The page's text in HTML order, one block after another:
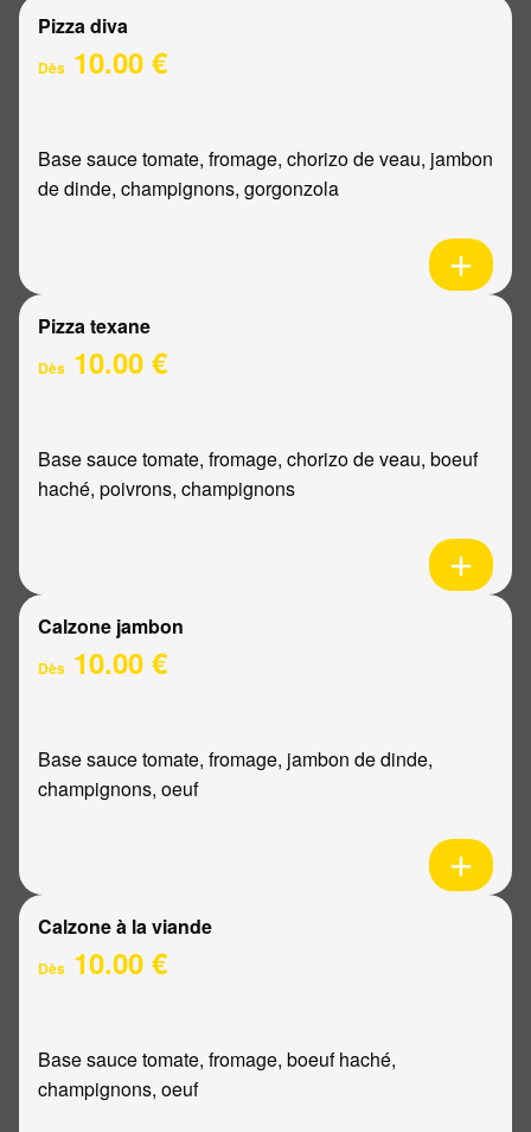
Pizza diva
Dès 10.00 €
Base sauce tomate, fromage, chorizo de veau, jambon
de dinde, champignons, gorgonzola
Pizza texane
Dès 10.00 €
Base sauce tomate, fromage, chorizo de veau, boeuf
haché, poivrons, champignons
Calzone jambon
Dès 10.00 €
Base sauce tomate, fromage, jambon de dinde,
champignons, oeuf
Calzone à la viande
Dès 10.00 €
Base sauce tomate, fromage, boeuf haché,
champignons, oeuf